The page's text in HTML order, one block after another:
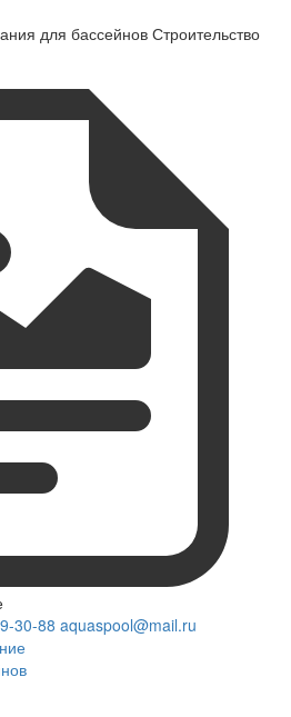
для бассейнов Строительство
30-88 aquaspool@mail.ru